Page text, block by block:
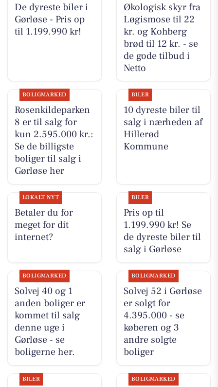
De dyreste biler i
Gørløse - Pris op
til 1.199.990 kr!
Økologisk skyr fra
Løgismose til 22
kr. og Kohberg
brød til 12 kr. - se
de gode tilbud i
Netto
BOLIGMARKED
Rosenkildeparken
8 er til salg for
kun 2.595.000 kr.:
Se de billigste
boliger til salg i
Gørløse her
BILER
10 dyreste biler til
salg i nærheden af
Hillerød
Kommune
LOKALT NYT
Betaler du for
meget for dit
internet?
BILER
Pris op til
1.199.990 kr! Se
de dyreste biler til
salg i Gørløse
BOLIGMARKED
Solvej 40 og 1
anden boliger er
kommet til salg
denne uge i
Gørløse - se
boligerne her.
BOLIGMARKED
Solvej 52 i Gørløse
er solgt for
4.395.000 - se
køberen og 3
andre solgte
boliger
BILER BOLIGMARKED